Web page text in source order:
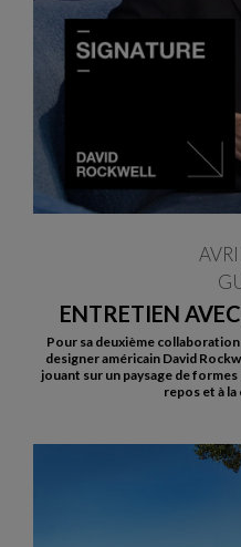
ENTRETIEN
Pour sa deuxième
designer américain David
jouant sur un paysage de
repos et à